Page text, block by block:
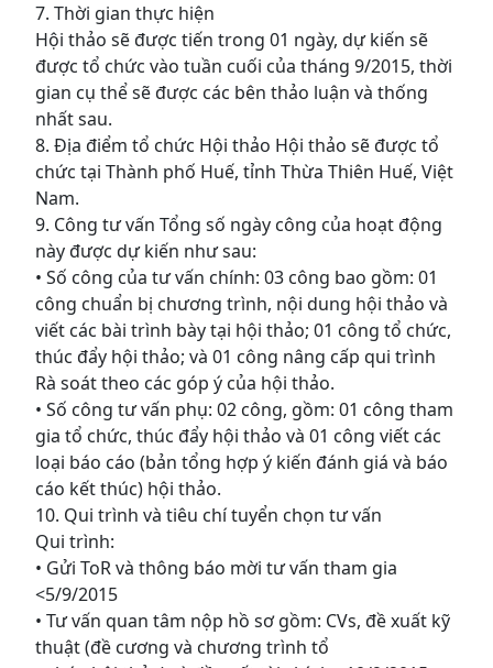
7. Thời gian thực hiện
Hội thảo sẽ được tiến trong 01 ngày, dự kiến sẽ
được tổ chức vào tuần cuối của tháng 9/2015, thời
gian cụ thể sẽ được các bên thảo luận và thống
nhất sau.
8. Địa điểm tổ chức Hội thảo Hội thảo sẽ được tổ
chức tại Thành phố Huế, tỉnh Thừa Thiên Huế, Việt
Nam.
9. Công tư vấn Tổng số ngày công của hoạt động
này được dự kiến như sau:
• Số công của tư vấn chính: 03 công bao gồm: 01
công chuẩn bị chương trình, nội dung hội thảo và
viết các bài trình bày tại hội thảo; 01 công tổ chức,
thúc đẩy hội thảo; và 01 công nâng cấp qui trình
Rà soát theo các góp ý của hội thảo.
• Số công tư vấn phụ: 02 công, gồm: 01 công tham
gia tổ chức, thúc đẩy hội thảo và 01 công viết các
loại báo cáo (bản tổng hợp ý kiến đánh giá và báo
cáo kết thúc) hội thảo.
10. Qui trình và tiêu chí tuyển chọn tư vấn
Qui trình:
• Gửi ToR và thông báo mời tư vấn tham gia
<5/9/2015
• Tư vấn quan tâm nộp hồ sơ gồm: CVs, đề xuất kỹ
thuật (đề cương và chương trình tổ